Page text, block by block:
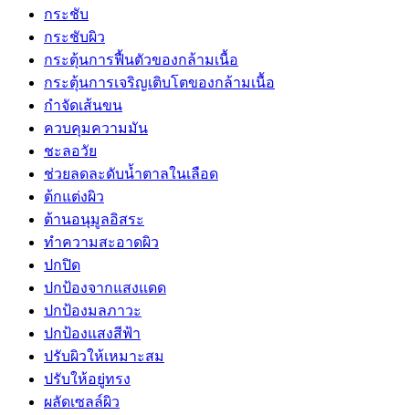
กระชับ
กระชับผิว
กระตุ้นการฟื้นตัวของกล้ามเนื้อ
กระตุ้นการเจริญเติบโตของกล้ามเนื้อ
กำจัดเส้นขน
ควบคุมความมัน
ชะลอวัย
ช่วยลดละดับน้ำตาลในเลือด
ต้กแต่งผิว
ต้านอนุมูลอิสระ
ทำความสะอาดผิว
ปกปิด
ปกป้องจากแสงแดด
ปกป้องมลภาวะ
ปกป้องแสงสีฟ้า
ปรับผิวให้เหมาะสม
ปรับให้อยู่ทรง
ผลัดเซลล์ผิว